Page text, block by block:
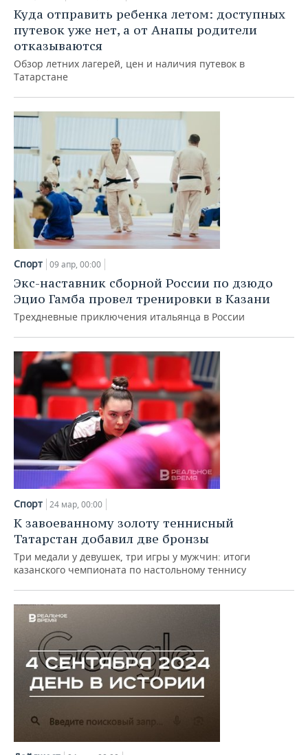
Куда отправить ребенка летом: доступных
путевок уже нет, а от Анапы родители
отказываются
Обзор летних лагерей, цен и наличия путевок в
Татарстане
Спорт 09 апр, 00:00
Экс-наставник сборной России по дзюдо
Эцио Гамба провел тренировки в Казани
Трехдневные приключения итальянца в России
Спорт 24 мар, 00:00
К завоеванному золоту теннисный
Татарстан добавил две бронзы
Три медали у девушек, три игры у мужчин: итоги
казанского чемпионата по настольному теннису